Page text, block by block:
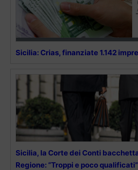
Sicilia: Crias, finanziate 1.142
Sicilia, la Corte dei Conti
Regione: “Troppi e poco qualificati”